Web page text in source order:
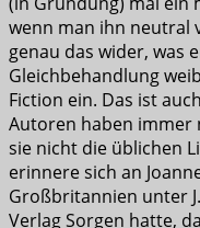
wenn man ihn neutral
genau das wider, was
Gleichbehandlung
Fiction ein. Das ist
Autoren haben immer
sie nicht die üblichen
erinnere sich an
Großbritannien unter
Verlag Sorgen hatte,